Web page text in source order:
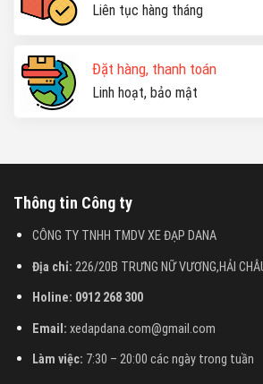
Liên tục hàng tháng
Đặt hàng, thanh toán
Linh hoạt, bảo mật
Thông tin Công ty
CÔNG TY TNHH TMDV XE ĐẠP DANA
Địa chỉ: 226/20B TRƯNG NỮ VƯƠNG,HẢI
Holine: 0912 268 300
Email: xedapdana.com@gmail.com
Làm việc: 7:30 – 20:00 các ngày trong tuần